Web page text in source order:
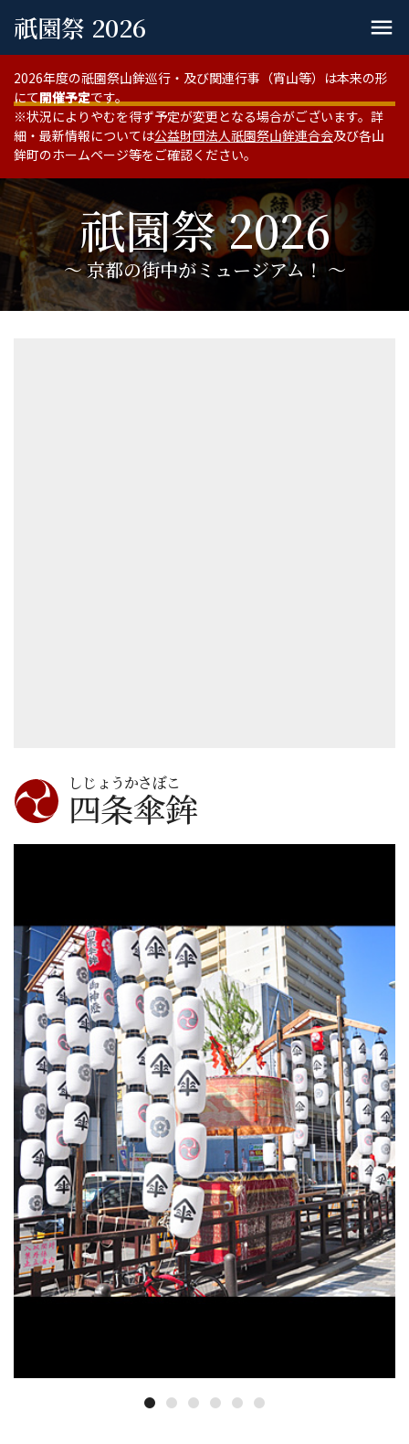
祇園祭 2026 menu
2026年度の祇園祭山鉾巡行・及び関連行事（宵山等）は本来の形
にて開催予定です。
※状況によりやむを得ず予定が変更となる場合がございます。詳
細・最新情報については公益財団法人祇園祭山鉾連合会及び各山
鉾町のホームページ等をご確認ください。
祇園祭 2026
〜 京都の街中がミュージアム！ 〜
しじょうかさぼこ
四条傘鉾